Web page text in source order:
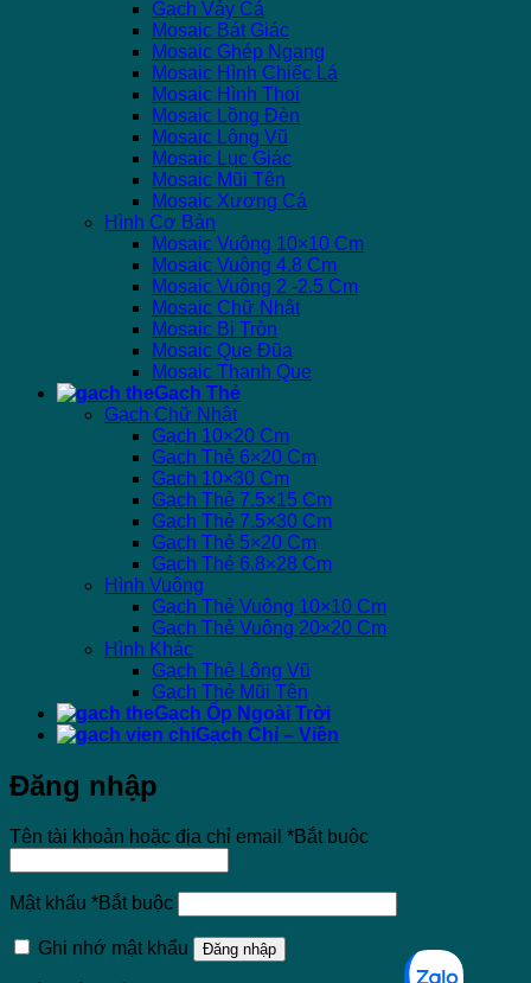
Gạch Vảy Cá
Mosaic Bát Giác
Mosaic Ghép Ngang
Mosaic Hình Chiếc Lá
Mosaic Hình Thoi
Mosaic Lồng Đèn
Mosaic Lông Vũ
Mosaic Lục Giác
Mosaic Mũi Tên
Mosaic Xương Cá
Hình Cơ Bản
Mosaic Vuông 10×10 Cm
Mosaic Vuông 4.8 Cm
Mosaic Vuông 2 -2.5 Cm
Mosaic Chữ Nhật
Mosaic Bi Tròn
Mosaic Que Đũa
Mosaic Thanh Que
Gạch Thẻ
Gạch Chữ Nhật
Gạch 10×20 Cm
Gạch Thẻ 6×20 Cm
Gạch 10×30 Cm
Gạch Thẻ 7.5×15 Cm
Gạch Thẻ 7.5×30 Cm
Gạch Thẻ 5×20 Cm
Gạch Thẻ 6.8×28 Cm
Hình Vuông
Gạch Thẻ Vuông 10×10 Cm
Gạch Thẻ Vuông 20×20 Cm
Hình Khác
Gạch Thẻ Lông Vũ
Gạch Thẻ Mũi Tên
Gạch Ốp Ngoài Trời
Gạch Chỉ – Viền
Đăng nhập
Tên tài khoản hoặc địa chỉ email *Bắt buộc
Mật khẩu *Bắt buộc
Ghi nhớ mật khẩu Đăng nhập